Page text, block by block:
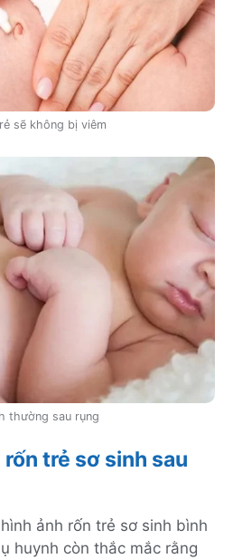
sẽ không bị viêm
thường sau rụng
trẻ sơ sinh sau
ảnh rốn trẻ sơ sinh bình
huynh còn thắc mắc rằng